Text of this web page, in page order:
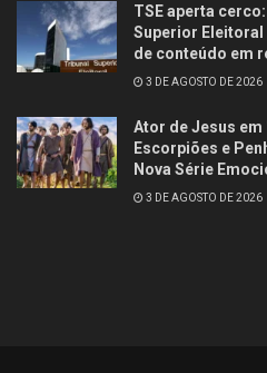
TSE aperta
Superior
de conteúdo em
3 DE AGOSTO DE 2026
Ator de Jesus em
Escorpiões e
Nova Série
3 DE AGOSTO DE 2026